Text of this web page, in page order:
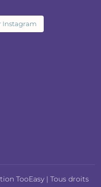
Instagram
TooEasy | Tous droits